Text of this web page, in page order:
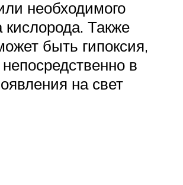
необходимого
кислорода. Также
быть гипоксия,
в
на свет